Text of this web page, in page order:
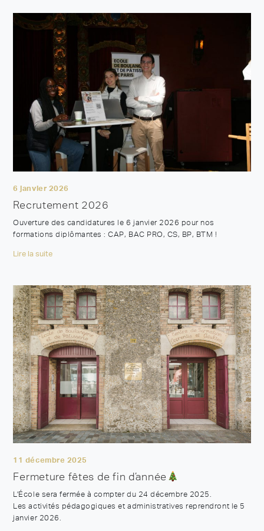
6 janvier 2026
Recrutement 2026
Ouverture des candidatures le 6 janvier 2026 pour nos
formations diplômantes : CAP, BAC PRO, CS, BP, BTM !
Lire la suite
11 décembre 2025
Fermeture fêtes de fin d’année
L’École sera fermée à compter du 24 décembre 2025.
Les activités pédagogiques et administratives reprendront le 5
janvier 2026.